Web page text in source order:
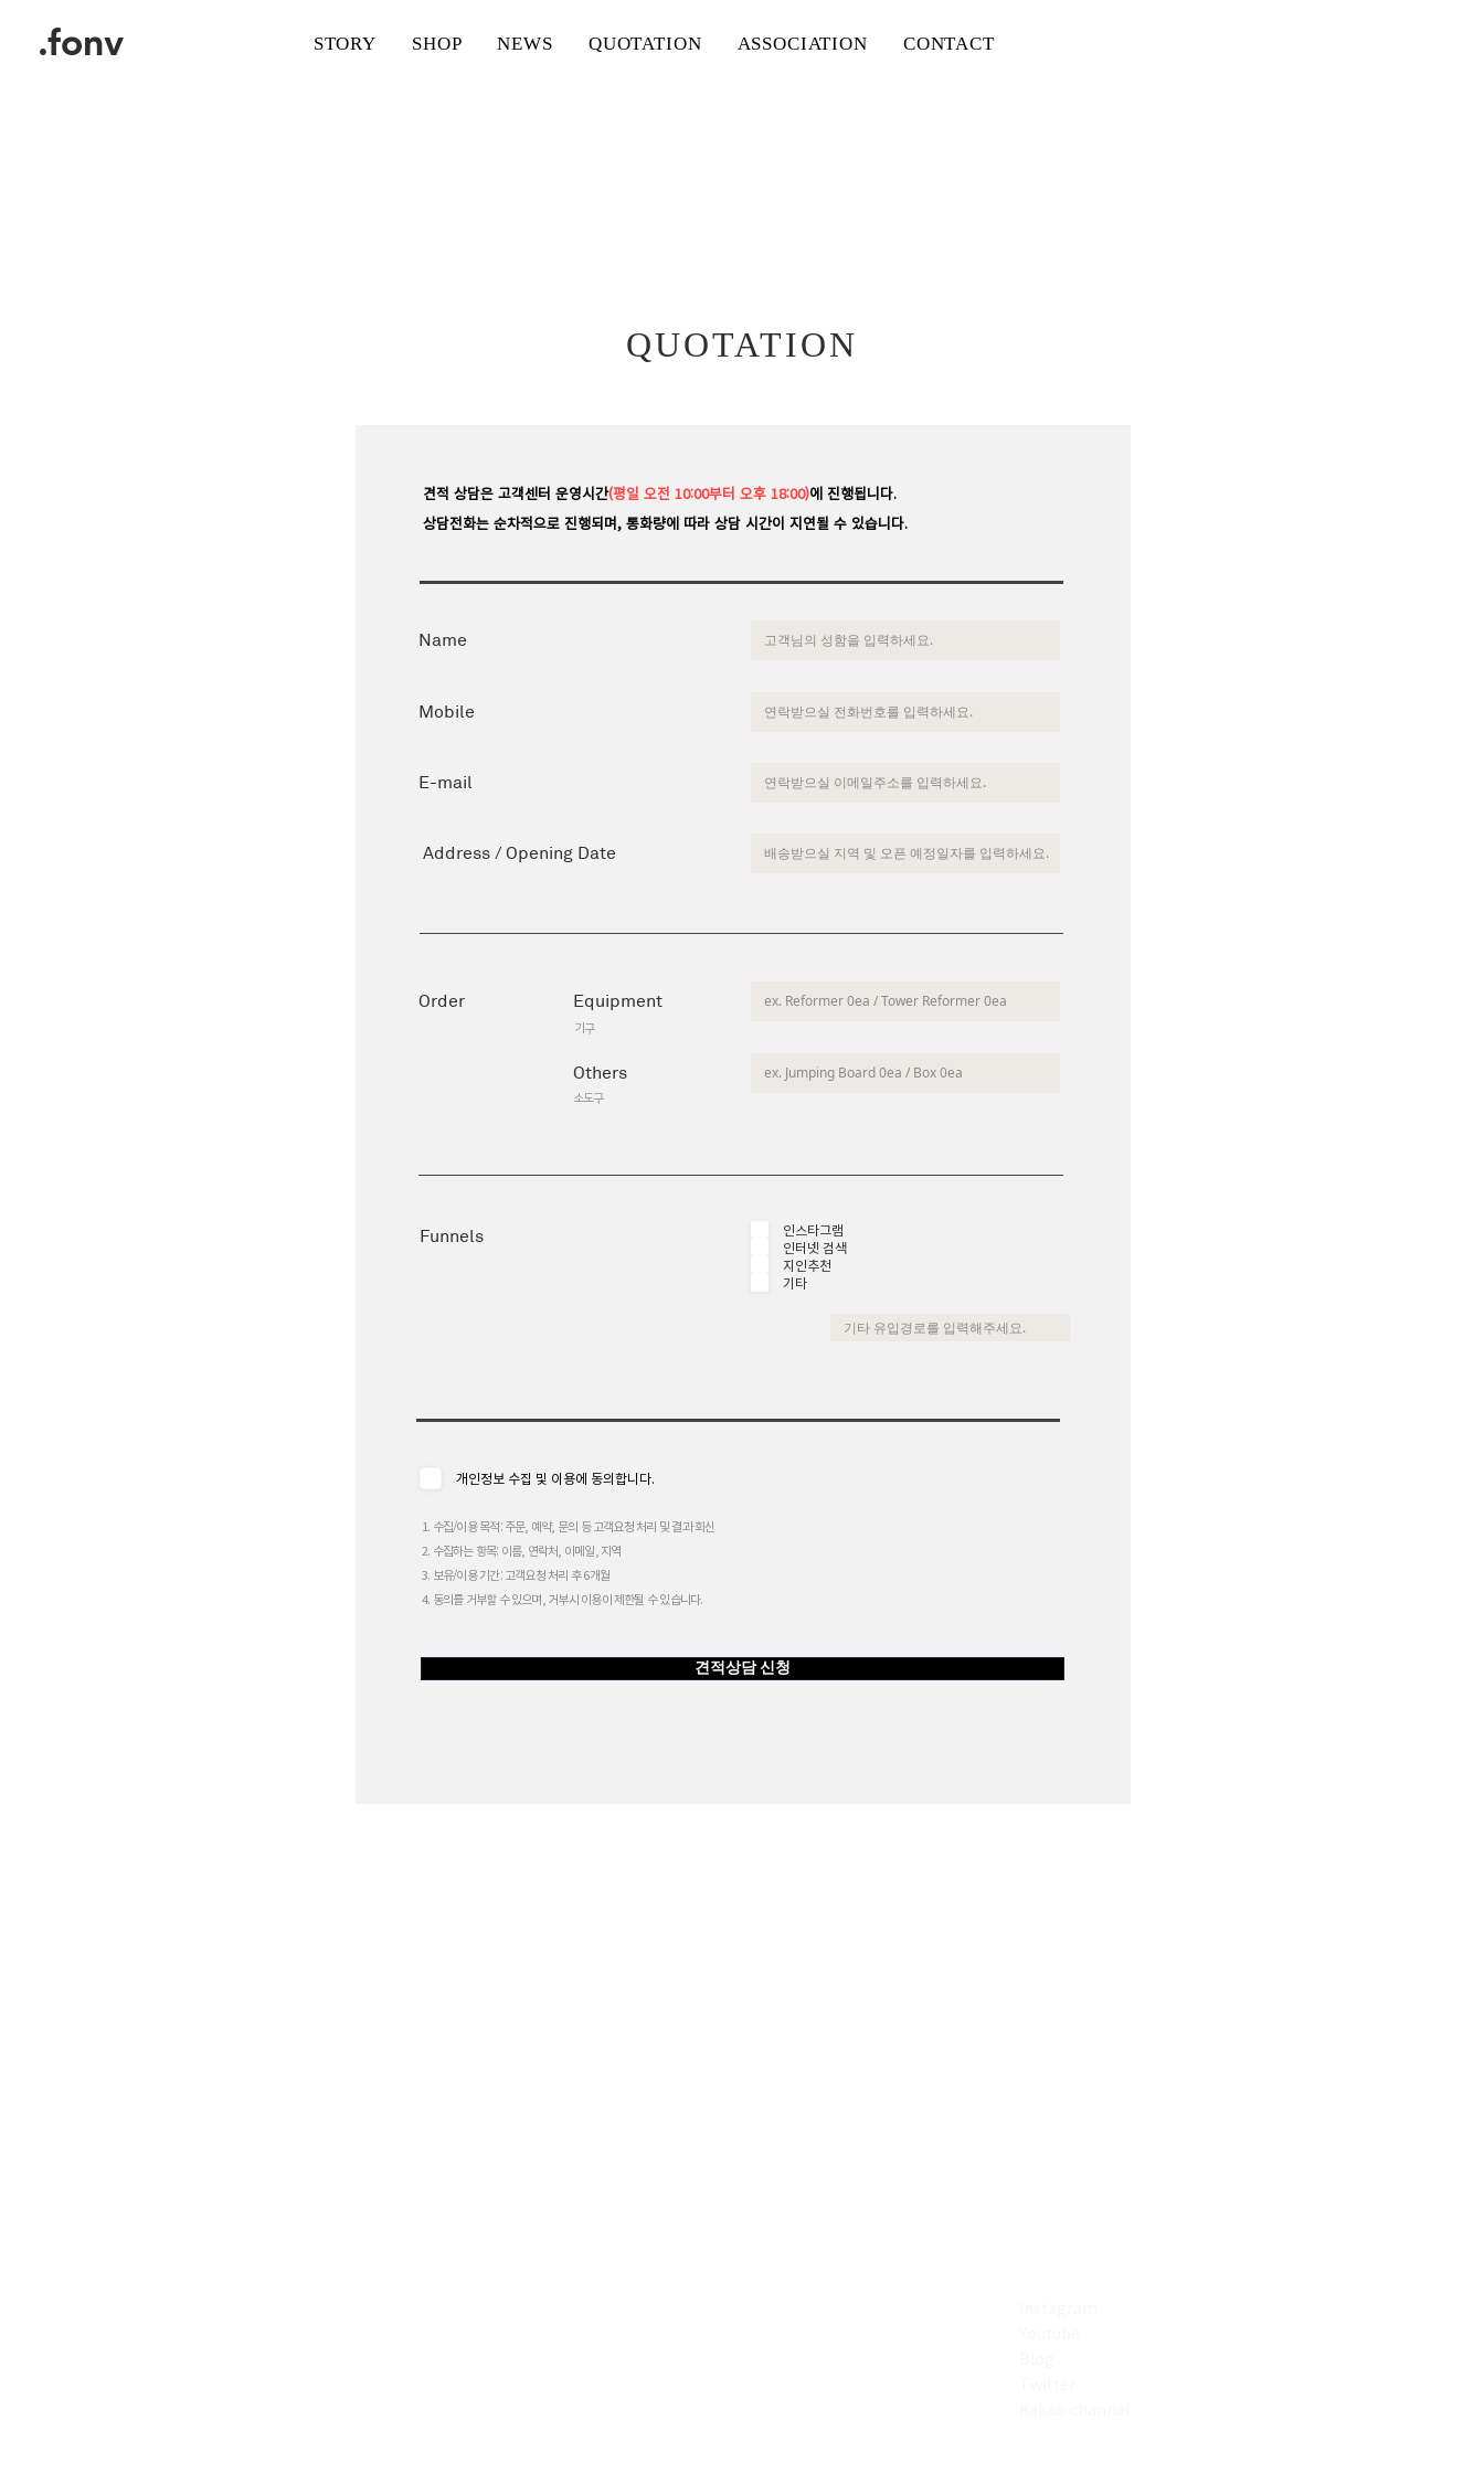
.fonv STORY SHOP NEWS QUOTATION ASSOCIATION CONTACT
QUOTATION
견적 상담은 고객센터 운영시간(평일 오전 10:00부터 오후 18:00)에 진행됩니다.
상담전화는 순차적으로 진행되며, 통화량에 따라 상담 시간이 지연될 수 있습니다.
Name
Mobile
E-mail
Address / Opening Date
Order Equipment
기구
Others
소도구
Funnels
인스타그램
인터넷 검색
지인추천
기타
개인정보 수집 및 이용에 동의합니다.
1. 수집/이용 목적: 주문, 예약, 문의 등 고객요청 처리 및 결과 회신
2. 수집하는 항목: 이름, 연락처, 이메일, 지역
3. 보유/이용 기간: 고객요청 처리 후 6개월
4. 동의를 거부할 수 있으며, 거부시 이용이 제한될 수 있습니다.
견적상담 신청